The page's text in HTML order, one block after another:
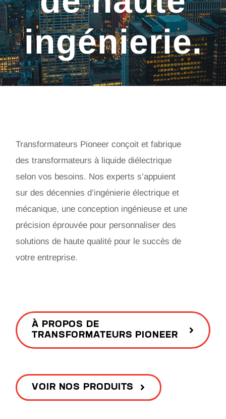
ingénierie.
Transformateurs Pioneer conçoit et fabrique
des transformateurs à liquide diélectrique
selon vos besoins. Nos experts s’appuient
sur des décennies d’ingénierie électrique et
mécanique, une conception ingénieuse et une
précision éprouvée pour personnaliser des
solutions de haute qualité pour le succès de
votre entreprise.
À PROPOS DE
TRANSFORMATEURS PIONEER
VOIR NOS PRODUITS